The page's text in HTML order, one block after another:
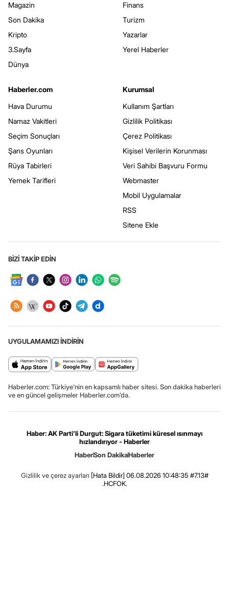
Magazin
Son Dakika
Kripto
3.Sayfa
Dünya
Finans
Turizm
Yazarlar
Yerel Haberler
Haberler.com
Hava Durumu
Namaz Vakitleri
Seçim Sonuçları
Şans Oyunları
Rüya Tabirleri
Yemek Tarifleri
Kurumsal
Kullanım Şartları
Gizlilik Politikası
Çerez Politikası
Kişisel Verilerin Korunması
Veri Sahibi Başvuru Formu
Webmaster
Mobil Uygulamalar
RSS
Sitene Ekle
BİZİ TAKİP EDİN
UYGULAMAMIZI İNDİRİN
Haberler.com: Türkiye’nin en kapsamlı haber sitesi. Son dakika haberleri
ve en güncel gelişmeler Haberler.com’da.
Haber: AK Parti'li Durgut: Sigara tüketimi küresel ısınmayı
hızlandırıyor - Haberler
HaberSon DakikaHaberler
Gizlilik ve çerez ayarları [Hata Bildir] 06.08.2026 10:48:35 #7.13#
.HCFOK.